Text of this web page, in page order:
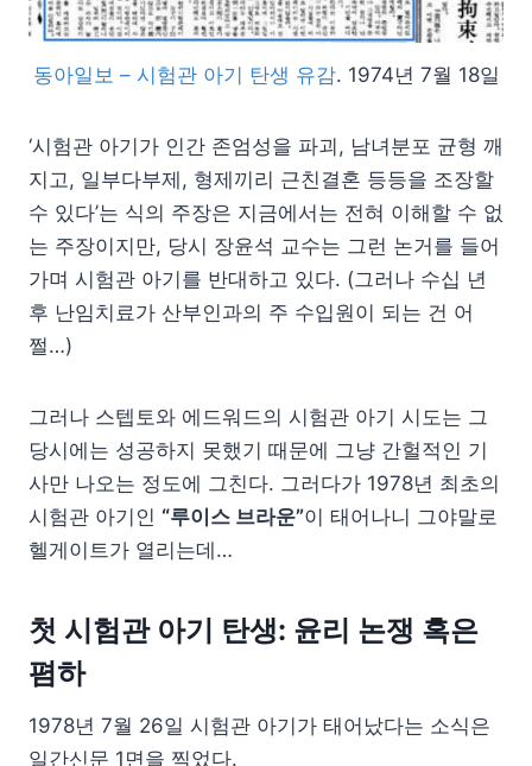
동아일보 – 시험관 아기 탄생 유감. 1974년 7월 18일
‘시험관 아기가 인간 존엄성을 파괴, 남녀분포 균형 깨
지고, 일부다부제, 형제끼리 근친결혼 등등을 조장할
수 있다’는 식의 주장은 지금에서는 전혀 이해할 수 없
는 주장이지만, 당시 장윤석 교수는 그런 논거를 들어
가며 시험관 아기를 반대하고 있다. (그러나 수십 년
후 난임치료가 산부인과의 주 수입원이 되는 건 어
쩔…)
그러나 스텝토와 에드워드의 시험관 아기 시도는 그
당시에는 성공하지 못했기 때문에 그냥 간헐적인 기
사만 나오는 정도에 그친다. 그러다가 1978년 최초의
시험관 아기인 “루이스 브라운”이 태어나니 그야말로
헬게이트가 열리는데…
첫 시험관 아기 탄생: 윤리 논쟁 혹은
폄하
1978년 7월 26일 시험관 아기가 태어났다는 소식은
일간신문 1면을 찍었다.